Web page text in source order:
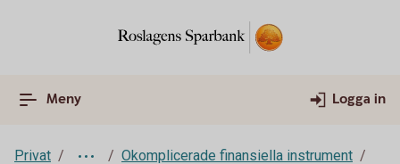
Meny Logga in
Privat
Okomplicerade finansiella instrument